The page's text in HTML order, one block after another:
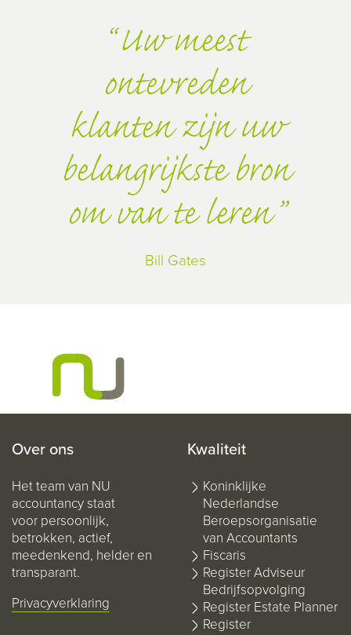
Uw meest
ontevreden
klanten zijn uw
belangrijkste bron
om van te leren
Bill Gates
Over ons
Het team van NU
accountancy staat
voor persoonlijk,
betrokken, actief,
meedenkend, helder en
transparant.
Privacyverklaring
Kwaliteit
Koninklijke
Nederlandse
Beroepsorganisatie
van Accountants
Fiscaris
Register Adviseur
Bedrijfsopvolging
Register Estate Planner
Register